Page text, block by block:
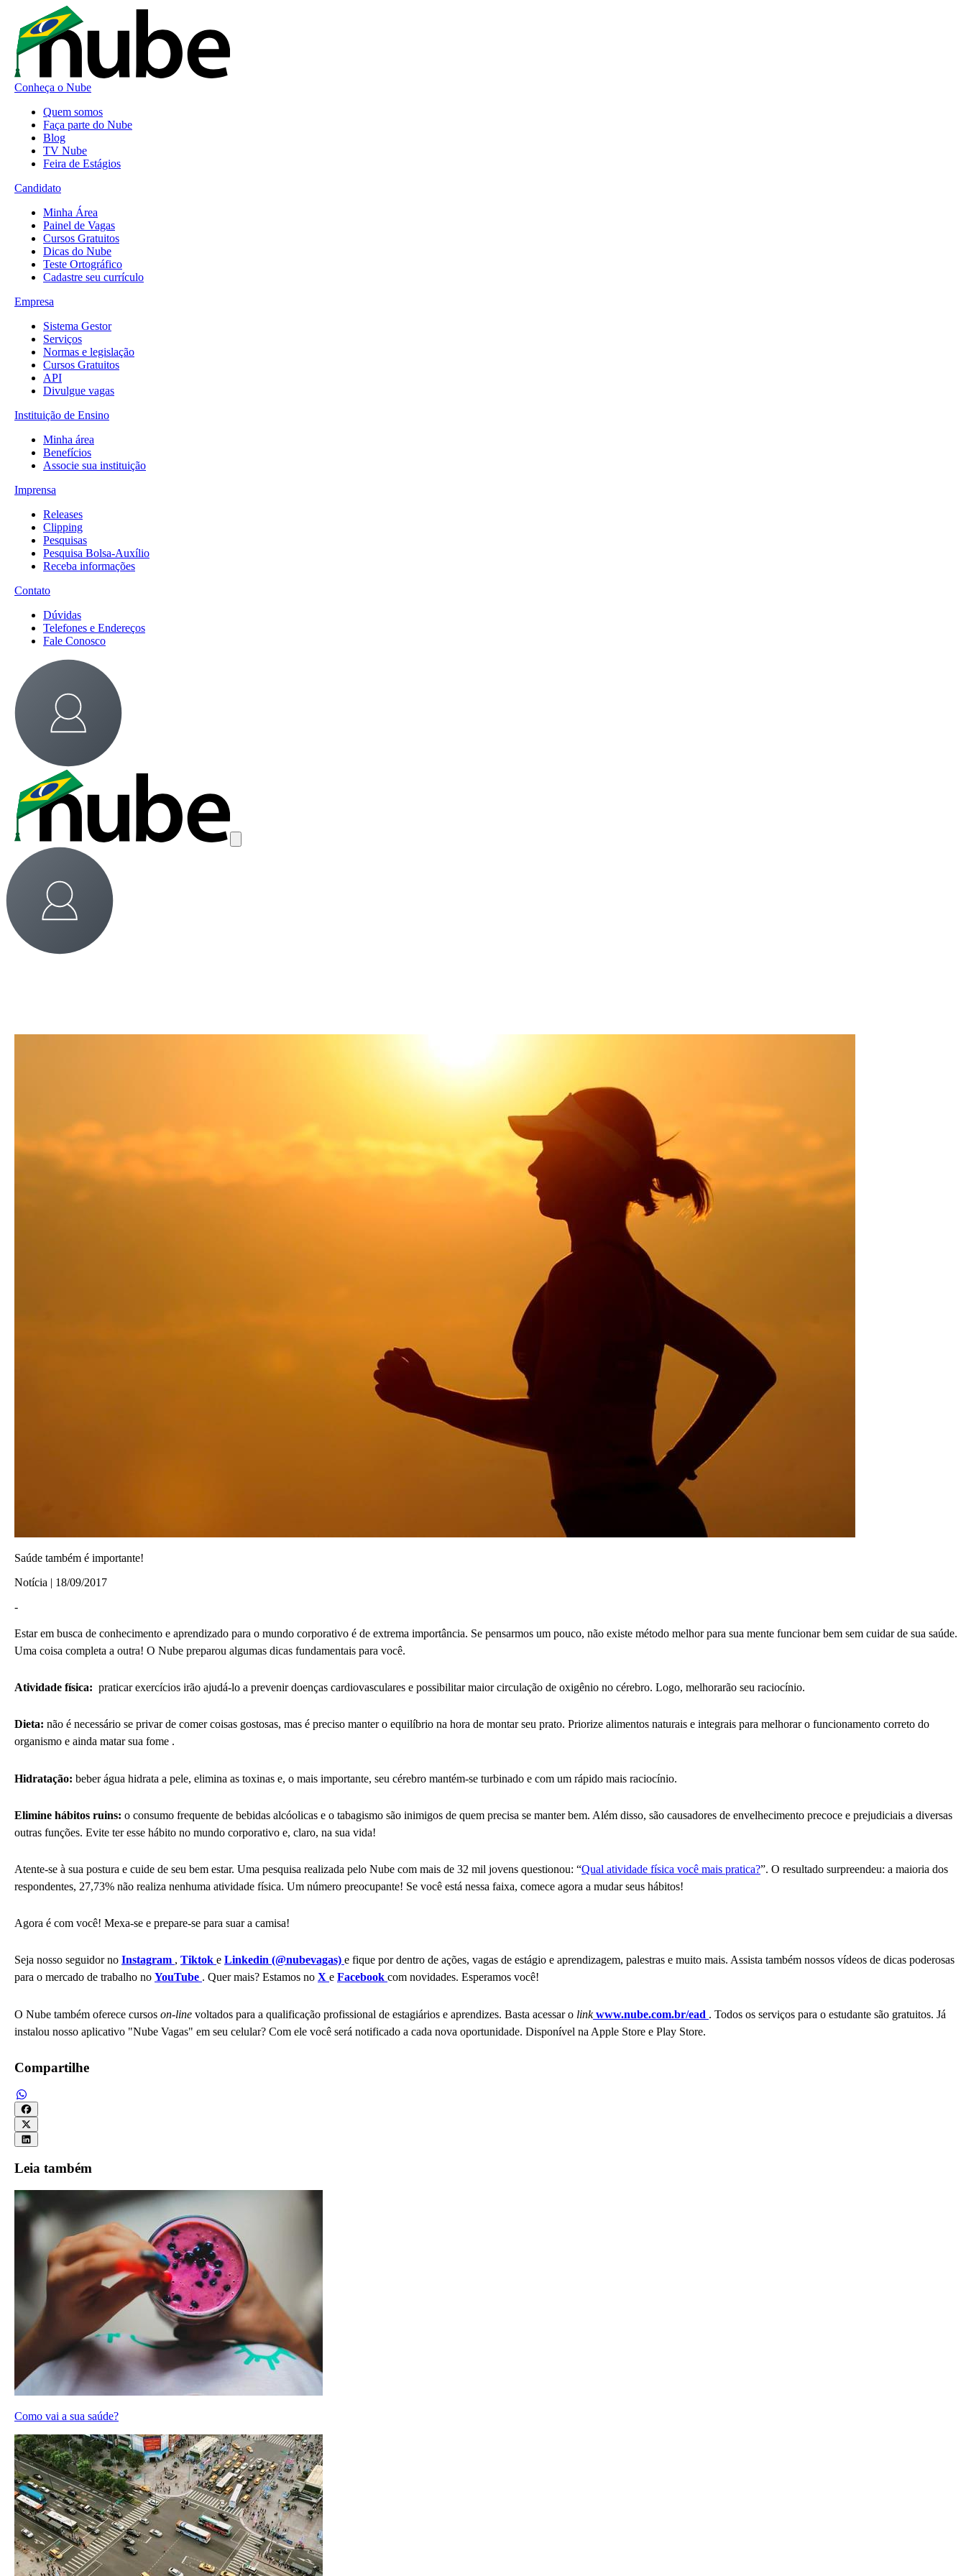
Conheça o Nube
Quem somos
Faça parte do Nube
Blog
TV Nube
Feira de Estágios
Candidato
Minha Área
Painel de Vagas
Cursos Gratuitos
Dicas do Nube
Teste Ortográfico
Cadastre seu currículo
Empresa
Sistema Gestor
Serviços
Normas e legislação
Cursos Gratuitos
API
Divulgue vagas
Instituição de Ensino
Minha área
Benefícios
Associe sua instituição
Imprensa
Releases
Clipping
Pesquisas
Pesquisa Bolsa-Auxílio
Receba informações
Contato
Dúvidas
Telefones e Endereços
Fale Conosco
Saúde também é importante!
Notícia | 18/09/2017
-
Estar em busca de conhecimento e aprendizado para o mundo corporativo é de extrema importância. Se pensarmos um pouco, não existe método melhor para sua mente funcionar bem sem cuidar de sua saúde.
Uma coisa completa a outra! O Nube preparou algumas dicas fundamentais para você.
Atividade física: praticar exercícios irão ajudá-lo a prevenir doenças cardiovasculares e possibilitar maior circulação de oxigênio no cérebro. Logo, melhorarão seu raciocínio.
Dieta: não é necessário se privar de comer coisas gostosas, mas é preciso manter o equilíbrio na hora de montar seu prato. Priorize alimentos naturais e integrais para melhorar o funcionamento correto do
organismo e ainda matar sua fome .
Hidratação: beber água hidrata a pele, elimina as toxinas e, o mais importante, seu cérebro mantém-se turbinado e com um rápido mais raciocínio.
Elimine hábitos ruins: o consumo frequente de bebidas alcóolicas e o tabagismo são inimigos de quem precisa se manter bem. Além disso, são causadores de envelhecimento precoce e prejudiciais a diversas
outras funções. Evite ter esse hábito no mundo corporativo e, claro, na sua vida!
Atente-se à sua postura e cuide de seu bem estar. Uma pesquisa realizada pelo Nube com mais de 32 mil jovens questionou: “Qual atividade física você mais pratica?”. O resultado surpreendeu: a maioria dos
respondentes, 27,73% não realiza nenhuma atividade física. Um número preocupante! Se você está nessa faixa, comece agora a mudar seus hábitos!
Agora é com você! Mexa-se e prepare-se para suar a camisa!
Seja nosso seguidor no Instagram , Tiktok e Linkedin (@nubevagas) e fique por dentro de ações, vagas de estágio e aprendizagem, palestras e muito mais. Assista também nossos vídeos de dicas poderosas
para o mercado de trabalho no YouTube . Quer mais? Estamos no X e Facebook com novidades. Esperamos você!
O Nube também oferece cursos on-line voltados para a qualificação profissional de estagiários e aprendizes. Basta acessar o linkwww.nube.com.br/ead . Todos os serviços para o estudante são gratuitos. Já
instalou nosso aplicativo "Nube Vagas" em seu celular? Com ele você será notificado a cada nova oportunidade. Disponível na Apple Store e Play Store.
Compartilhe
Leia também
Como vai a sua saúde?